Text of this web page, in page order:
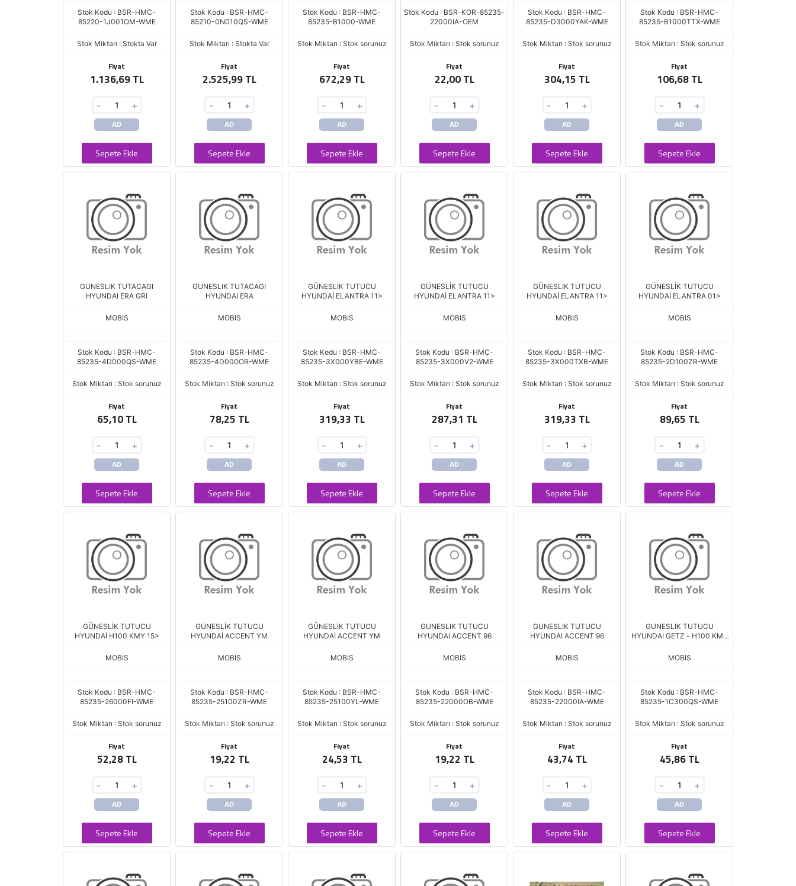
Stok Kodu : BSR-HMC-
85220-1J001OM-WME
Stok Miktarı : Stokta Var
Fiyat
1.136,69 TL
- +
AD
Sepete Ekle
Stok Kodu : BSR-HMC-
85210-0N010QS-WME
Stok Miktarı : Stokta Var
Fiyat
2.525,99 TL
- +
AD
Sepete Ekle
Stok Kodu : BSR-HMC-
85235-B1000-WME
Stok Miktarı : Stok sorunuz
Fiyat
672,29 TL
- +
AD
Sepete Ekle
Stok Kodu : BSR-KOR-85235-
22000IA-OEM
Stok Miktarı : Stok sorunuz
Fiyat
22,00 TL
- +
AD
Sepete Ekle
Stok Kodu : BSR-HMC-
85235-D3000YAK-WME
Stok Miktarı : Stok sorunuz
Fiyat
304,15 TL
- +
AD
Sepete Ekle
Stok Kodu : BSR-HMC-
85235-B1000TTX-WME
Stok Miktarı : Stok sorunuz
Fiyat
106,68 TL
- +
AD
Sepete Ekle
GUNESLIK TUTACAGI
HYUNDAI ERA GRI
MOBIS
Stok Kodu : BSR-HMC-
85235-4D000QS-WME
Stok Miktarı : Stok sorunuz
Fiyat
65,10 TL
- +
AD
Sepete Ekle
GUNESLIK TUTACAGI
HYUNDAI ERA
MOBIS
Stok Kodu : BSR-HMC-
85235-4D000OR-WME
Stok Miktarı : Stok sorunuz
Fiyat
78,25 TL
- +
AD
Sepete Ekle
GÜNESLİK TUTUCU
HYUNDAİ ELANTRA 11>
MOBIS
Stok Kodu : BSR-HMC-
85235-3X000YBE-WME
Stok Miktarı : Stok sorunuz
Fiyat
319,33 TL
- +
AD
Sepete Ekle
GÜNESLİK TUTUCU
HYUNDAİ ELANTRA 11>
MOBIS
Stok Kodu : BSR-HMC-
85235-3X000V2-WME
Stok Miktarı : Stok sorunuz
Fiyat
287,31 TL
- +
AD
Sepete Ekle
GÜNESLİK TUTUCU
HYUNDAİ ELANTRA 11>
MOBIS
Stok Kodu : BSR-HMC-
85235-3X000TXB-WME
Stok Miktarı : Stok sorunuz
Fiyat
319,33 TL
- +
AD
Sepete Ekle
GÜNESLİK TUTUCU
HYUNDAİ ELANTRA 01>
MOBIS
Stok Kodu : BSR-HMC-
85235-2D100ZR-WME
Stok Miktarı : Stok sorunuz
Fiyat
89,65 TL
- +
AD
Sepete Ekle
GÜNESLİK TUTUCU
HYUNDAİ H100 KMY 15>
MOBIS
Stok Kodu : BSR-HMC-
85235-26000FI-WME
Stok Miktarı : Stok sorunuz
Fiyat
52,28 TL
- +
AD
Sepete Ekle
GÜNESLİK TUTUCU
HYUNDAİ ACCENT YM
MOBIS
Stok Kodu : BSR-HMC-
85235-25100ZR-WME
Stok Miktarı : Stok sorunuz
Fiyat
19,22 TL
- +
AD
Sepete Ekle
GÜNESLİK TUTUCU
HYUNDAİ ACCENT YM
MOBIS
Stok Kodu : BSR-HMC-
85235-25100YL-WME
Stok Miktarı : Stok sorunuz
Fiyat
24,53 TL
- +
AD
Sepete Ekle
GUNESLIK TUTUCU
HYUNDAI ACCENT 96
MOBIS
Stok Kodu : BSR-HMC-
85235-22000OB-WME
Stok Miktarı : Stok sorunuz
Fiyat
19,22 TL
- +
AD
Sepete Ekle
GUNESLIK TUTUCU
HYUNDAI ACCENT 96
MOBIS
Stok Kodu : BSR-HMC-
85235-22000IA-WME
Stok Miktarı : Stok sorunuz
Fiyat
43,74 TL
- +
AD
Sepete Ekle
GUNESLIK TUTUCU
HYUNDAI GETZ - H100 KMY
MOBIS
Stok Kodu : BSR-HMC-
85235-1C300QS-WME
Stok Miktarı : Stok sorunuz
Fiyat
45,86 TL
- +
AD
Sepete Ekle